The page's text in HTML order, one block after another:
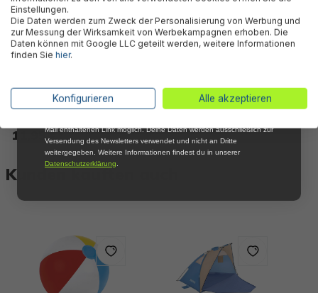
305 x 183 cm Family Pools,
blau, eckig
11,95 €*
Kunden kauften auch
Einstellungen.
Die Daten werden zum Zweck der Personalisierung von Werbung und
zur Messung der Wirksamkeit von Werbekampagnen erhoben. Die
Daten können mit Google LLC geteilt werden, weitere Informationen
finden Sie hier.
Konfigurieren Alle akzeptieren
bei Deiner ersten Bestellung !*
Email
*Mit der Anmeldung zum Newsletter stimmst du zu, regelmäßig per E-
Mail über aktuelle Angebote, Aktionen und Produktneuheiten
Mail enthaltenen Link möglich. Deine Daten werden ausschließlich zur
Versendung des Newsletters verwendet und nicht an Dritte
weitergegeben. Weitere Informationen findest du in unserer
Datenschutzerklärung